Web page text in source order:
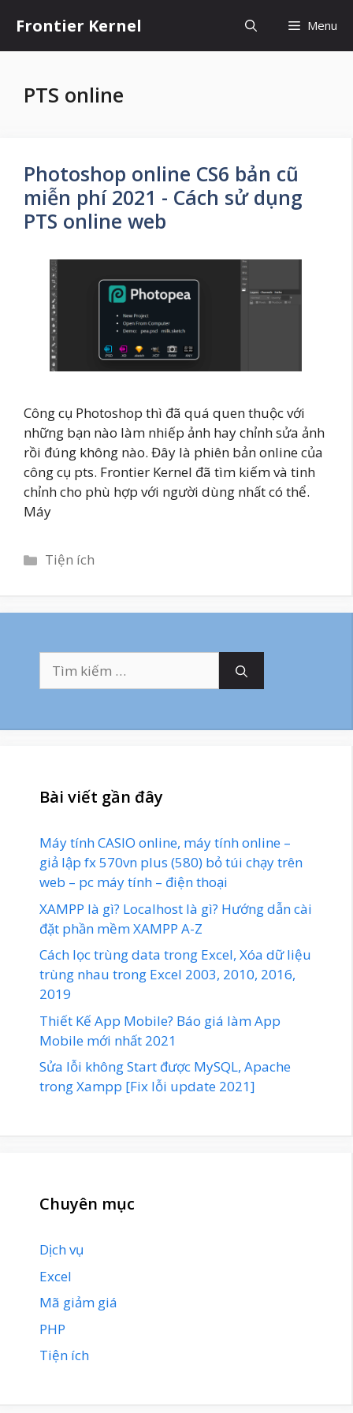
đến
nội
Frontier Kernel Menu
PTS online
Photoshop online CS6 bản cũ
miễn phí 2021 - Cách sử dụng
PTS online web
Công cụ Photoshop thì đã quá quen thuộc với
những bạn nào làm nhiếp ảnh hay chỉnh sửa ảnh
rồi đúng không nào. Đây là phiên bản online của
công cụ pts. Frontier Kernel đã tìm kiếm và tinh
chỉnh cho phù hợp với người dùng nhất có thể.
Máy
Danh
Tiện ích
kiếm
Bài viết gần đây
Máy tính CASIO online, máy tính online –
giả lập fx 570vn plus (580) bỏ túi chạy trên
web – pc máy tính – điện thoại
XAMPP là gì? Localhost là gì? Hướng dẫn cài
đặt phần mềm XAMPP A-Z
Cách lọc trùng data trong Excel, Xóa dữ liệu
trùng nhau trong Excel 2003, 2010, 2016,
2019
Thiết Kế App Mobile? Báo giá làm App
Mobile mới nhất 2021
Sửa lỗi không Start được MySQL, Apache
trong Xampp [Fix lỗi update 2021]
Chuyên mục
Dịch vụ
Excel
Mã giảm giá
PHP
Tiện ích